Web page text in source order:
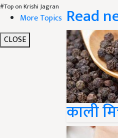
#Top on Krishi Jagran
More Topics
CLOSE
Read
काली